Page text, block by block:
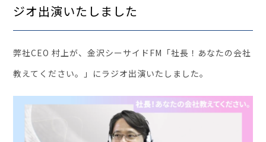
Spectee SCR
スマートリスク管理
レポート
セミナー・イベント
ジオ出演いたしました
弊社CEO 村上が、金沢シーサイドFM「社長！あなたの会社
教えてください。」にラジオ出演いたしました。